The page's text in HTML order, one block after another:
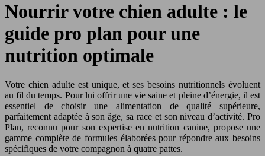
Nourrir votre chien adulte : le
guide pro plan pour une
nutrition optimale
Votre chien adulte est unique, et ses besoins nutritionnels évoluent
au fil du temps. Pour lui offrir une vie saine et pleine d’énergie, il est
essentiel de choisir une alimentation de qualité supérieure,
parfaitement adaptée à son âge, sa race et son niveau d’activité. Pro
Plan, reconnu pour son expertise en nutrition canine, propose une
gamme complète de formules élaborées pour répondre aux besoins
spécifiques de votre compagnon à quatre pattes.